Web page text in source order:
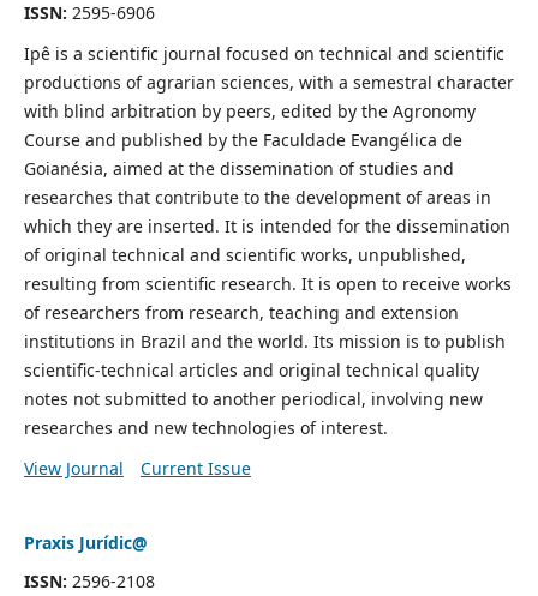
ISSN: 2595-6906
Ipê is a scientific journal focused on technical and scientific
productions of agrarian sciences, with a semestral character
with blind arbitration by peers, edited by the Agronomy
Course and published by the Faculdade Evangélica de
Goianésia, aimed at the dissemination of studies and
researches that contribute to the development of areas in
which they are inserted. It is intended for the dissemination
of original technical and scientific works, unpublished,
resulting from scientific research. It is open to receive works
of researchers from research, teaching and extension
institutions in Brazil and the world. Its mission is to publish
scientific-technical articles and original technical quality
notes not submitted to another periodical, involving new
researches and new technologies of interest.
View Journal
Current Issue
Praxis Jurídic@
ISSN: 2596-2108